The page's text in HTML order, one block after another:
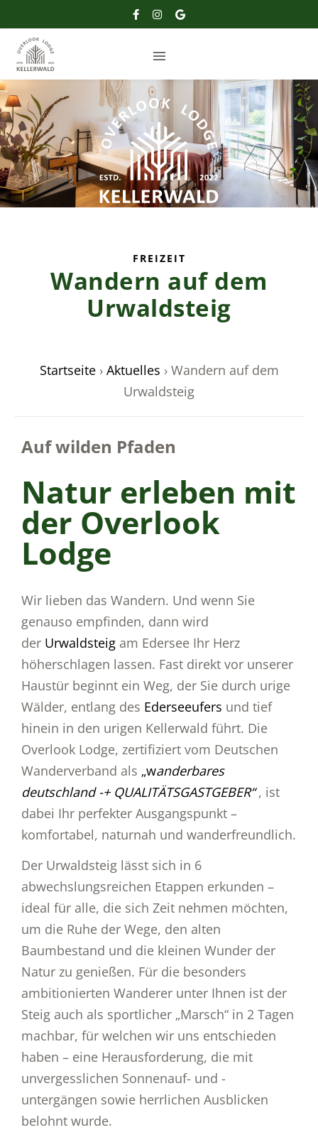
FREIZEIT
Wandern auf dem
Urwaldsteig
Startseite› Aktuelles › Wandern auf dem
Urwaldsteig
Auf wilden Pfaden
Natur erleben mit
der Overlook
Lodge
Wir lieben das Wandern. Und wenn Sie
genauso empfinden, dann wird
der Urwaldsteig am Edersee Ihr Herz
höherschlagen lassen. Fast direkt vor unserer
Haustür beginnt ein Weg, der Sie durch urige
Wälder, entlang des Ederseeufers und tief
hinein in den urigen Kellerwald führt. Die
Overlook Lodge, zertifiziert vom Deutschen
Wanderverband als „wanderbares
deutschland -+ QUALITÄTSGASTGEBER“, ist
dabei Ihr perfekter Ausgangspunkt –
komfortabel, naturnah und wanderfreundlich.
Der Urwaldsteig lässt sich in 6
abwechslungsreichen Etappen erkunden –
ideal für alle, die sich Zeit nehmen möchten,
um die Ruhe der Wege, den alten
Baumbestand und die kleinen Wunder der
Natur zu genießen. Für die besonders
ambitionierten Wanderer unter Ihnen ist der
Steig auch als sportlicher „Marsch“ in 2 Tagen
machbar, für welchen wir uns entschieden
haben – eine Herausforderung, die mit
unvergesslichen Sonnenauf- und -
untergängen sowie herrlichen Ausblicken
belohnt wurde.